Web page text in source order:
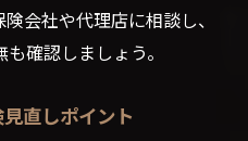
会社や代理店に相談し、
確認しましょう。
直しポイント